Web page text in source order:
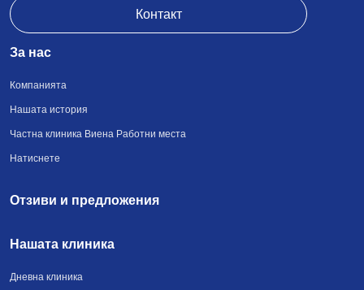
Контакт
За нас
Компанията
Нашата история
Частна клиника Виена Работни места
Натиснете
Отзиви и предложения
Нашата клиника
Дневна клиника